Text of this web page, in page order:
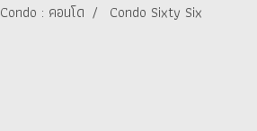
Condo : คอนโด Condo Sixty Six